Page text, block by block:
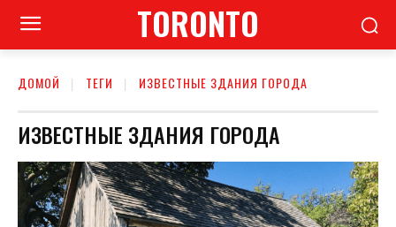
TORONTO
ДОМОЙ ТЕГИ ИЗВЕСТНЫЕ ЗДАНИЯ ГОРОДА
ИЗВЕСТНЫЕ ЗДАНИЯ ГОРОДА